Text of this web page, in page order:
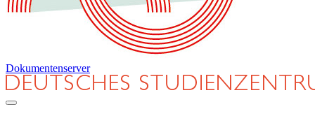
Dokumentenserver